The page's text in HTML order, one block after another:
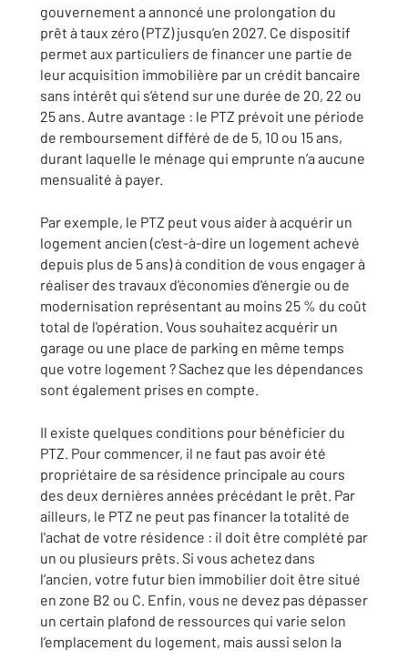
gouvernement a annoncé une prolongation du
prêt à taux zéro (PTZ) jusqu’en 2027. Ce dispositif
permet aux particuliers de financer une partie de
leur acquisition immobilière par un crédit bancaire
sans intérêt qui s’étend sur une durée de 20, 22 ou
25 ans. Autre avantage : le PTZ prévoit une période
de remboursement différé de de 5, 10 ou 15 ans,
durant laquelle le ménage qui emprunte n’a aucune
mensualité à payer.
Par exemple, le PTZ peut vous aider à acquérir un
logement ancien (c'est-à-dire un logement achevé
depuis plus de 5 ans) à condition de vous engager à
réaliser des travaux d'économies d'énergie ou de
modernisation représentant au moins 25 % du coût
total de l'opération. Vous souhaitez acquérir un
garage ou une place de parking en même temps
que votre logement ? Sachez que les dépendances
sont également prises en compte.
Il existe quelques conditions pour bénéficier du
PTZ. Pour commencer, il ne faut pas avoir été
propriétaire de sa résidence principale au cours
des deux dernières années précédant le prêt. Par
ailleurs, le PTZ ne peut pas financer la totalité de
l'achat de votre résidence : il doit être complété par
un ou plusieurs prêts. Si vous achetez dans
l’ancien, votre futur bien immobilier doit être situé
en zone B2 ou C. Enfin, vous ne devez pas dépasser
un certain plafond de ressources qui varie selon
l’emplacement du logement, mais aussi selon la